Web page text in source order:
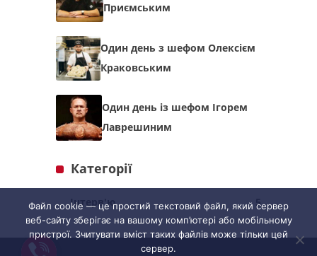
Українська
Приємським
Один день з шефом Олексієм
Краковським
Один день із шефом Ігорем
Лаврешиним
Категорії
Інтерв'ю 5
Файл cookie — це простий текстовий файл, який сервер
веб-сайту зберігає на вашому комп’ютері або мобільному
пристрої. Зчитувати вміст таких файлів може тільки цей
сервер.